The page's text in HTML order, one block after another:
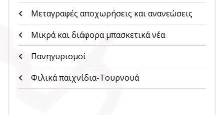
Μεταγραφές αποχωρήσεις και ανανεώσεις
Μικρά και διάφορα μπασκετικά νέα
Πανηγυρισμοί
Φιλικά παιχνίδια-Τουρνουά